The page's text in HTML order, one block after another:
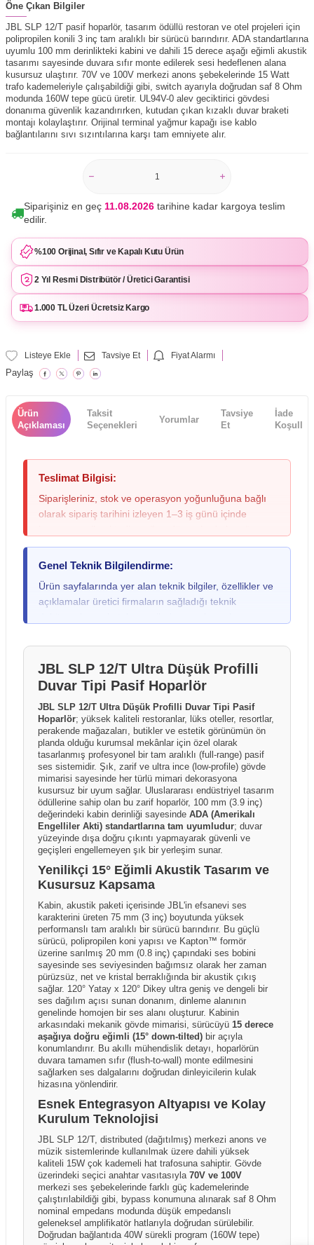
Öne Çıkan Bilgiler
JBL SLP 12/T pasif hoparlör, tasarım ödüllü restoran ve otel projeleri için
polipropilen konili 3 inç tam aralıklı bir sürücü barındırır. ADA standartlarına
uyumlu 100 mm derinlikteki kabini ve dahili 15 derece aşağı eğimli akustik
tasarımı sayesinde duvara sıfır monte edilerek sesi hedeflenen alana
kusursuz ulaştırır. 70V ve 100V merkezi anons şebekelerinde 15 Watt
trafo kademeleriyle çalışabildiği gibi, switch ayarıyla doğrudan saf 8 Ohm
modunda 160W tepe gücü üretir. UL94V-0 alev geciktirici gövdesi
donanıma güvenlik kazandırırken, kutudan çıkan kızaklı duvar braketi
montajı kolaylaştırır. Orijinal terminal yağmur kapağı ise kablo
bağlantılarını sıvı sızıntılarına karşı tam emniyete alır.
Siparişiniz en geç 11.08.2026 tarihine kadar kargoya teslim
edilir.
%100 Orijinal, Sıfır ve Kapalı Kutu Ürün
2 Yıl Resmi Distribütör / Üretici Garantisi
1.000 TL Üzeri Ücretsiz Kargo
Listeye Ekle Tavsiye Et Fiyat Alarmı
Paylaş
Ürün
Açıklaması
Taksit
Seçenekleri
Yorumlar
Tavsiye
Et
İade
Koşulları
Teslimat Bilgisi:
Siparişleriniz, stok ve operasyon yoğunluğuna bağlı
olarak sipariş tarihini izleyen 1–3 iş günü içinde
değişebileceğinden lütfen siparişinizi oluştururken bu
durumu göz önünde bulundurunuz. Teslimat sırasında
fiziksel bir hasar fark ederseniz ya da gitar, keman,
davul gibi yüksek hassasiyete sahip ürünlerde dış
kutuda hasar olmasa bile darbe kaynaklı iç hasar
edilmesi durumunda, teslimat öncesinde kargo
görevlisine "Hasar Tespit Tutanağı" tutturulması yasal
hasarlarda kargo firması nezdinde tazmin süreci
başlatılabilirken, tutanaksız teslim alınan gönderilerde
hasarın taşıma aşamasında oluştuğu ispatlanamadığı
için sonradan yapılacak bildirimler kabul
edilememektedir.
Genel Teknik Bilgilendirme:
Ürün sayfalarında yer alan teknik bilgiler, özellikler ve
açıklamalar üretici firmaların sağladığı teknik
sonuçları; kullanım şekli, kurulum ortamı, elektrik
altyapısı, kullanılan diğer ekipmanlar ve çevresel
faktörlere bağlı olarak farklılık gösterebilir. Üretici
firmalar ürün özelliklerinde önceden bildirim
yapmaksızın değişiklik yapma hakkını saklı tutabilir.
Kutu içeriği ve ürünle birlikte sunulan aksesuarlar
üretici firma ve dağıtım politikalarına bağlı olarak ülke,
bölge veya parti bazında farklılık gösterebilir. Ürün
sayfalarında yer alan görseller temsilî amaçlı olabilir
ve gerçek ürün, kutu içeriği veya renk tonları
görsellerden farklılık gösterebilir.
JBL SLP 12/T Ultra Düşük Profilli
Duvar Tipi Pasif Hoparlör
JBL SLP 12/T Ultra Düşük Profilli Duvar Tipi Pasif
Hoparlör; yüksek kaliteli restoranlar, lüks oteller, resortlar,
perakende mağazaları, butikler ve estetik görünümün ön
planda olduğu kurumsal mekânlar için özel olarak
tasarlanmış profesyonel bir tam aralıklı (full-range) pasif
ses sistemidir. Şık, zarif ve ultra ince (low-profile) gövde
mimarisi sayesinde her türlü mimari dekorasyona
kusursuz bir uyum sağlar. Uluslararası endüstriyel tasarım
ödüllerine sahip olan bu zarif hoparlör, 100 mm (3.9 inç)
değerindeki kabin derinliği sayesinde ADA (Amerikalı
Engelliler Akti) standartlarına tam uyumludur; duvar
yüzeyinde dışa doğru çıkıntı yapmayarak güvenli ve
geçişleri engellemeyen şık bir yerleşim sunar.
Yenilikçi 15° Eğimli Akustik Tasarım ve
Kusursuz Kapsama
Kabin, akustik paketi içerisinde JBL'in efsanevi ses
karakterini üreten 75 mm (3 inç) boyutunda yüksek
performanslı tam aralıklı bir sürücü barındırır. Bu güçlü
sürücü, polipropilen koni yapısı ve Kapton™ formör
üzerine sarılmış 20 mm (0.8 inç) çapındaki ses bobini
sayesinde ses seviyesinden bağımsız olarak her zaman
pürüzsüz, net ve kristal berraklığında bir akustik çıkış
sağlar. 120° Yatay x 120° Dikey ultra geniş ve dengeli bir
ses dağılım açısı sunan donanım, dinleme alanının
genelinde homojen bir ses alanı oluşturur. Kabinin
arkasındaki mekanik gövde mimarisi, sürücüyü 15 derece
aşağıya doğru eğimli (15° down-tilted) bir açıyla
konumlandırır. Bu akıllı mühendislik detayı, hoparlörün
duvara tamamen sıfır (flush-to-wall) monte edilmesini
sağlarken ses dalgalarını doğrudan dinleyicilerin kulak
hizasına yönlendirir.
Esnek Entegrasyon Altyapısı ve Kolay
Kurulum Teknolojisi
JBL SLP 12/T, distributed (dağıtılmış) merkezi anons ve
müzik sistemlerinde kullanılmak üzere dahili yüksek
kaliteli 15W çok kademeli hat trafosuna sahiptir. Gövde
üzerindeki seçici anahtar vasıtasıyla 70V ve 100V
merkezi ses şebekelerinde farklı güç kademelerinde
çalıştırılabildiği gibi, bypass konumuna alınarak saf 8 Ohm
nominal empedans modunda düşük empedanslı
geleneksel amplifikatör hatlarıyla doğrudan sürülebilir.
Doğrudan bağlantıda 40W sürekli program (160W tepe)